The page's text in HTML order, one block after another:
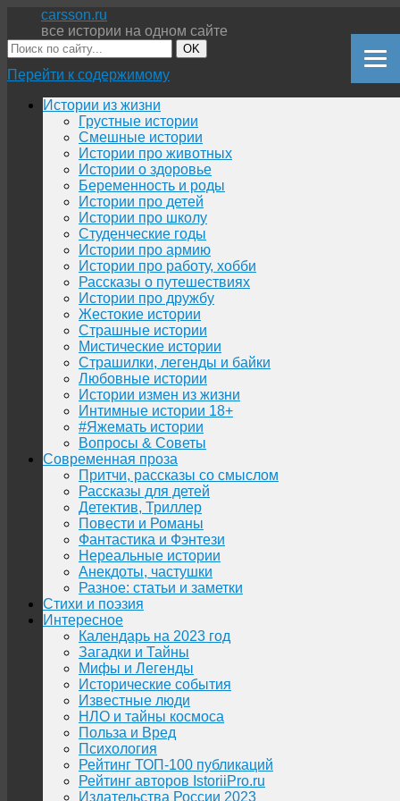
carsson.ru
все истории на одном сайте
OK
Перейти к содержимому
Истории из жизни
Грустные истории
Смешные истории
Истории про животных
Истории о здоровье
Беременность и роды
Истории про детей
Истории про школу
Студенческие годы
Истории про армию
Истории про работу, хобби
Рассказы о путешествиях
Истории про дружбу
Жестокие истории
Страшные истории
Мистические истории
Страшилки, легенды и байки
Любовные истории
Истории измен из жизни
Интимные истории 18+
#Яжемать истории
Вопросы & Советы
Современная проза
Притчи, рассказы со смыслом
Рассказы для детей
Детектив, Триллер
Повести и Романы
Фантастика и Фэнтези
Нереальные истории
Анекдоты, частушки
Разное: статьи и заметки
Стихи и поэзия
Интересное
Календарь на 2023 год
Загадки и Тайны
Мифы и Легенды
Исторические события
Известные люди
НЛО и тайны космоса
Польза и Вред
Психология
Рейтинг ТОП-100 публикаций
Рейтинг авторов IstoriiPro.ru
Издательства России 2023